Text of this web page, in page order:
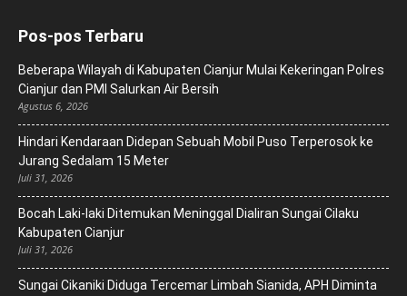
Pos-pos Terbaru
Beberapa Wilayah di Kabupaten Cianjur Mulai Kekeringan Polres
Cianjur dan PMI Salurkan Air Bersih
Agustus 6, 2026
Hindari Kendaraan Didepan Sebuah Mobil Puso Terperosok ke
Jurang Sedalam 15 Meter
Juli 31, 2026
Bocah Laki-laki Ditemukan Meninggal Dialiran Sungai Cilaku
Kabupaten Cianjur
Juli 31, 2026
Sungai Cikaniki Diduga Tercemar Limbah Sianida, APH Diminta